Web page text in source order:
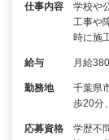
仕事内容
学校や
工事や
時に施
給与 月給
勤務地
千葉県
歩20分
応募資格
学歴不